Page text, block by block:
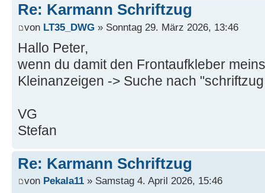
Re: Karmann Schriftzug
von LT35_DWG » Sonntag 29. März 2026, 13:46
Hallo Peter,
wenn du damit den Frontaufkleber
Kleinanzeigen -> Suche nach
VG
Stefan
Re: Karmann Schriftzug
von Pekala11 » Samstag 4. April 2026, 15:46